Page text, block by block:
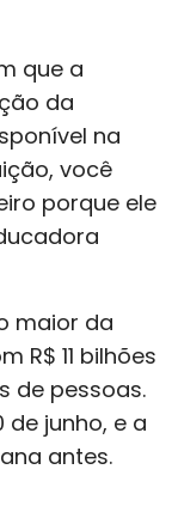
que a
da
na
você
porque ele
maior da
R$ 11 bilhões
de pessoas.
junho, e a
antes.